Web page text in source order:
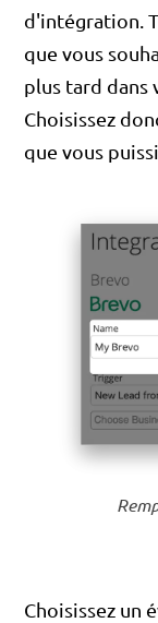
d'intégration.
que vous
plus tard dans
Choisissez
que vous
Choisissez un